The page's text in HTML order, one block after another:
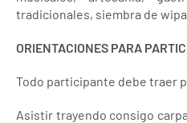
tradicionales, siembra de
ORIENTACIONES PARA
Todo participante debe traer
Asistir trayendo consigo